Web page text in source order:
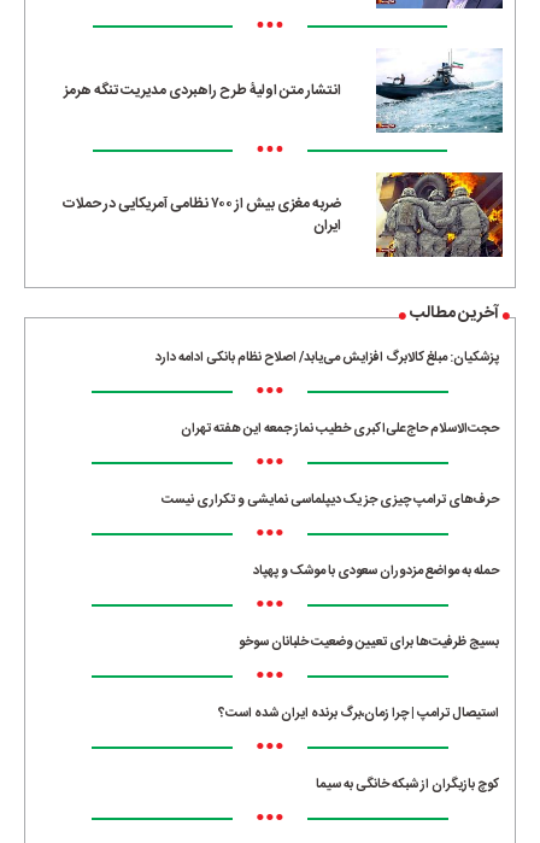
•••
انتشار متن اولیۀ طرح راهبردی مدیریت تنگه هرمز
•••
ضربه مغزی بیش از ۷۰۰ نظامی آمریکایی در حملات
ایران
آخرین مطالب
پزشکیان: مبلغ کالابرگ افزایش می‌یابد/ اصلاح نظام بانکی ادامه دارد
•••
حجت‌الاسلام حاج‌علی‌اکبری خطیب نماز جمعه این هفته تهران
•••
حرف‌های ترامپ چیزی جز یک دیپلماسی نمایشی و تکراری نیست
•••
حمله به مواضع مزدوران سعودی با موشک و پهپاد
•••
بسیج ظرفیت‌ها برای تعیین وضعیت خلبانان سوخو
•••
استیصال ترامپ | چرا زمان،برگ برنده ایران شده است؟
•••
کوچ بازیگران از شبکه خانگی به سیما
•••